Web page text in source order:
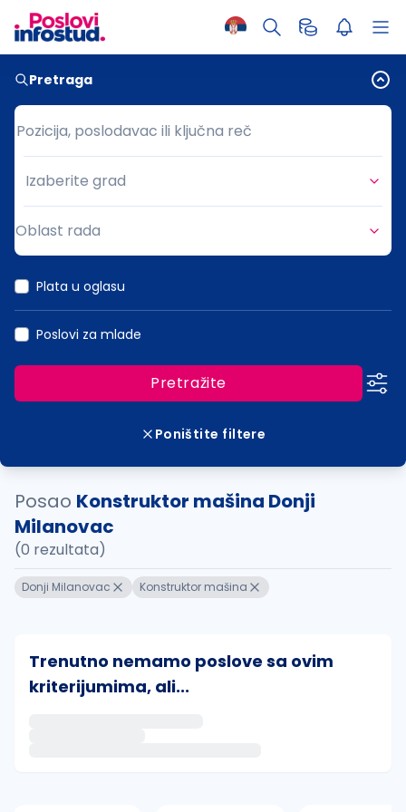
Pretraga
Pozicija, poslodavac ili ključna reč
Pozicija, poslodavac ili ključna reč
Grad
Izaberite grad
Oblast rada
Plata u oglasu
Poslovi za mlade
Pretražite
Poništite filtere
Posao Konstruktor mašina Donji
Milanovac
(0 rezultata)
Donji Milanovac Konstruktor mašina
Trenutno nemamo poslove sa ovim
kriterijumima, ali...